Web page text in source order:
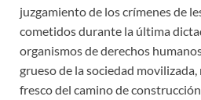
juzgamiento de los crímenes de
cometidos durante la última
organismos de derechos
grueso de la sociedad
fresco del camino de